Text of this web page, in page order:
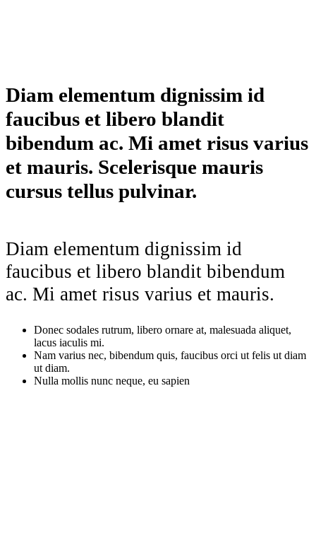
Diam elementum dignissim id
faucibus et libero blandit
bibendum ac. Mi amet risus varius
et mauris. Scelerisque mauris
cursus tellus pulvinar.
Diam elementum dignissim id
faucibus et libero blandit bibendum
ac. Mi amet risus varius et mauris.
Donec sodales rutrum, libero ornare at, malesuada aliquet,
lacus iaculis mi.
Nam varius nec, bibendum quis, faucibus orci ut felis ut diam
ut diam.
Nulla mollis nunc neque, eu sapien